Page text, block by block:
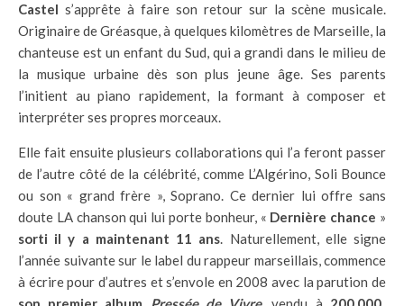
Castel s’apprête à faire son retour sur la scène musicale.
Originaire de Gréasque, à quelques kilomètres de Marseille, la
chanteuse est un enfant du Sud, qui a grandi dans le milieu de
la musique urbaine dès son plus jeune âge. Ses parents
l’initient au piano rapidement, la formant à composer et
interpréter ses propres morceaux.
Elle fait ensuite plusieurs collaborations qui l’a feront passer
de l’autre côté de la célébrité, comme L’Algérino, Soli Bounce
ou son « grand frère », Soprano. Ce dernier lui offre sans
doute LA chanson qui lui porte bonheur, « Dernière chance »
sorti il y a maintenant 11 ans. Naturellement, elle signe
l’année suivante sur le label du rappeur marseillais, commence
à écrire pour d’autres et s’envole en 2008 avec la parution de